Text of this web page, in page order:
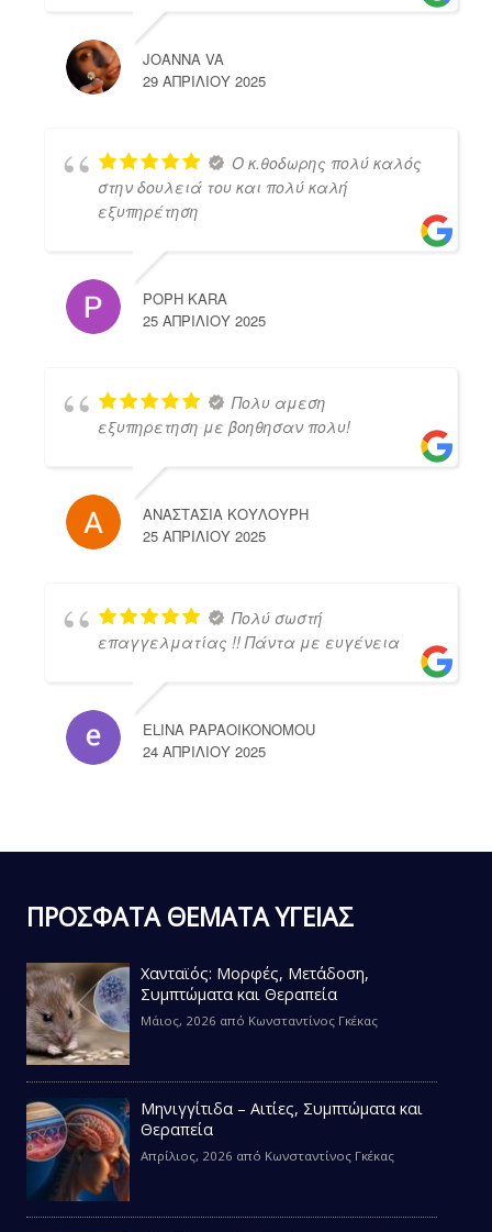
JOANNA VA
29 ΑΠΡΙΛΊΟΥ 2025
Ο κ.θοδωρης πολύ καλός
στην δουλειά του και πολύ καλή
εξυπηρέτηση
POPH KARA
25 ΑΠΡΙΛΊΟΥ 2025
Πολυ αμεση
εξυπηρετηση με βοηθησαν πολυ!
ΑΝΑΣΤΑΣΙΑ ΚΟΥΛΟΥΡΗ
25 ΑΠΡΙΛΊΟΥ 2025
Πολύ σωστή
επαγγελματίας !! Πάντα με ευγένεια
ELINA PAPAOIKONOMOU
24 ΑΠΡΙΛΊΟΥ 2025
ΠΡΟΣΦΑΤΑ ΘΕΜΑΤΑ ΥΓΕΙΑΣ
Χανταϊός: Μορφές, Μετάδοση,
Συμπτώματα και Θεραπεία
Μάιος, 2026 από Κωνσταντίνος Γκέκας
Μηνιγγίτιδα – Αιτίες, Συμπτώματα και
Θεραπεία
Απρίλιος, 2026 από Κωνσταντίνος Γκέκας